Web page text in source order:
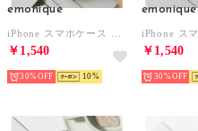
emonique
￥1,540
30% 10
emonique
￥1,540
30%